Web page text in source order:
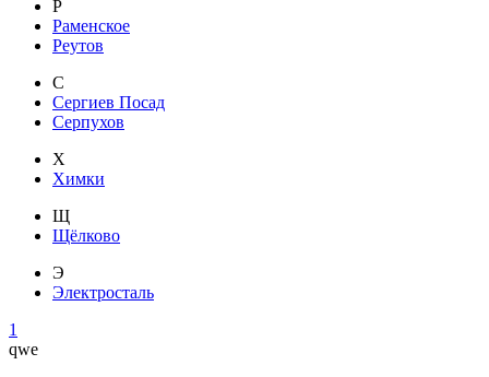
Р
Раменское
Реутов
С
Сергиев Посад
Серпухов
Х
Химки
Щ
Щёлково
Э
Электросталь
1
qwe